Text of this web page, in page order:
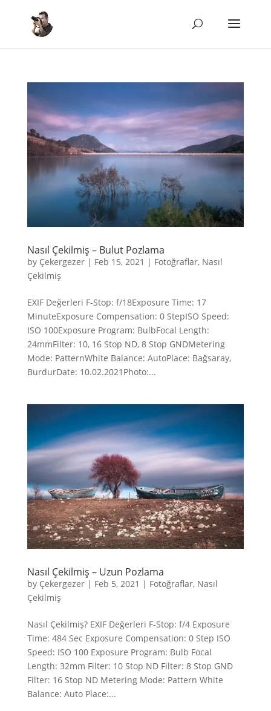
Nasıl Çekilmiş – Bulut Pozlama
by Çekergezer| Feb 15, 2021 | Fotoğraflar, Nasıl
Çekilmiş
EXIF Değerleri F-Stop: f/18Exposure Time: 17
MinuteExposure Compensation: 0 StepISO Speed:
ISO 100Exposure Program: BulbFocal Length:
24mmFilter: 10, 16 Stop ND, 8 Stop GNDMetering
Mode: PatternWhite Balance: AutoPlace: Bağsaray,
BurdurDate: 10.02.2021Photo:...
Nasıl Çekilmiş – Uzun Pozlama
by Çekergezer| Feb 5, 2021 | Fotoğraflar, Nasıl
Çekilmiş
Nasıl Çekilmiş? EXIF Değerleri F-Stop: f/4 Exposure
Time: 484 Sec Exposure Compensation: 0 Step ISO
Speed: ISO 100 Exposure Program: Bulb Focal
Length: 32mm Filter: 10 Stop ND Filter: 8 Stop GND
Filter: 16 Stop ND Metering Mode: Pattern White
Balance: Auto Place:...